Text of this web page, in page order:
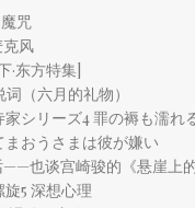
咒
风
·东方特集]
（六月的礼物）
シリーズ4 罪の褥も濡れ
おうさまは彼が嫌い
也谈宫崎骏的《悬崖上的
5 深想心理